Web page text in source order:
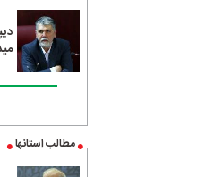
مطالب استانها